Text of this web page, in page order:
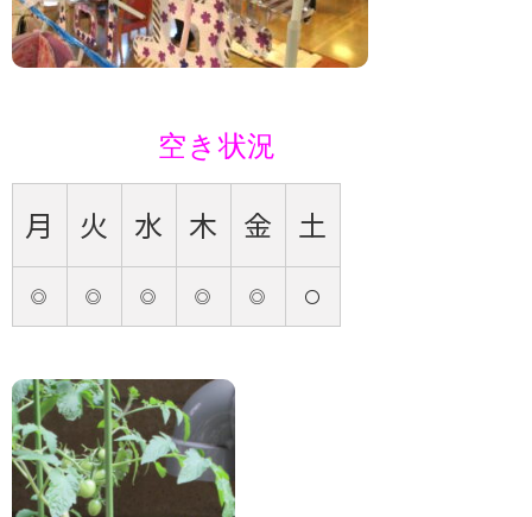
空き状況
月 火 水 木 金 土
◎ ◎ ◎ ◎ ◎ 〇